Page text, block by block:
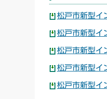
松戸市新型イ
松戸市新型イ
松戸市新型イ
松戸市新型イ
松戸市新型イ